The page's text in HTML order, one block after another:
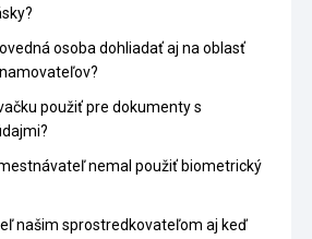
osoba dohliadať aj na oblasť
použiť pre dokumenty s
nemal použiť biometrický
našim sprostredkovateľom aj keď